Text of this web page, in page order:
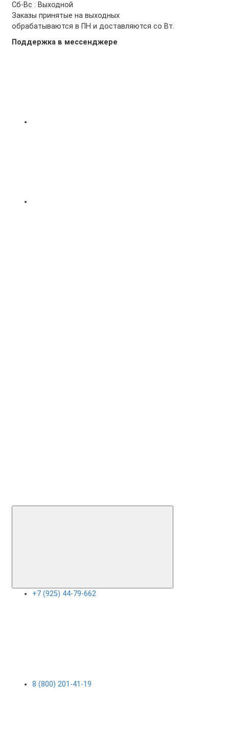
Сб-Вс : Выходной
Заказы принятые на выходных
обрабатываются в ПН и доставляются со Вт.
Поддержка в мессенджере
+7 (925) 44-79-662
8 (800) 201-41-19